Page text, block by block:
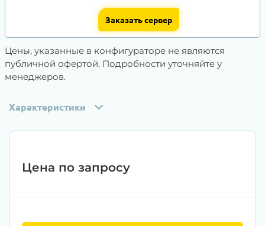
Заказать сервер
Цены, указанные в конфигураторе не являются
публичной офертой. Подробности уточняйте у
менеджеров.
Характеристики
Цена по запросу